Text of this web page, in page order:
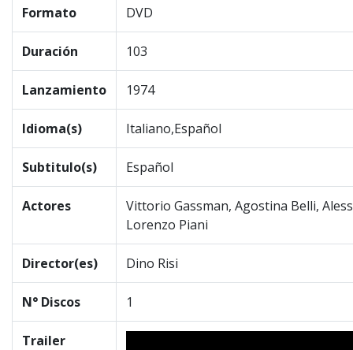
Formato DVD
Duración 103
Lanzamiento 1974
Idioma(s) Italiano,Español
Subtitulo(s) Español
Actores
Vittorio Gassman, Agostina Belli,
Lorenzo Piani
Director(es) Dino Risi
N° Discos 1
Trailer